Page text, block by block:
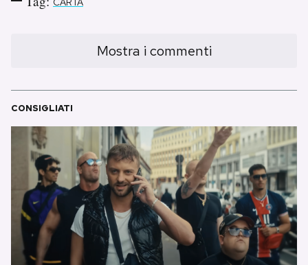
Mostra i commenti
CONSIGLIATI